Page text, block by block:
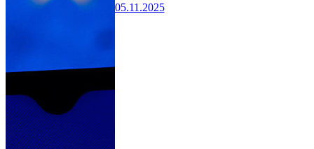
05.11.2025